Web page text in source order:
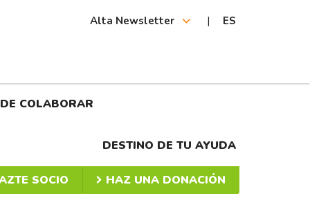
Alta Newsletter ES
COLABORAR
DESTINO DE TU AYUDA
SOCIO HAZ UNA DONACIÓN